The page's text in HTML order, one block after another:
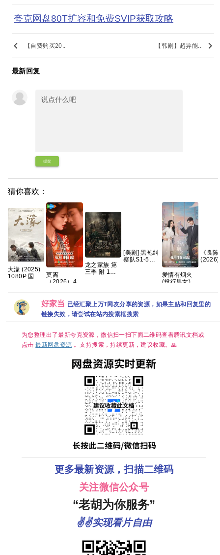
夸克网盘80T扩容和免费SVIP获取攻略
keyboard_arrow_left 【自费购买20.. 【韩剧】超异能.. keyboard_arrow_right
最新回复
提交
猜你喜欢：
大濛 (2025)
1080P 国语
莫离
（2026）4K
磊[中国大陆]
[爱情/古装]
[单集约
1.3GB]
龙之家族 第
三季 附 1～2
内嵌简繁英字
幕 【单集
7GB左右】
[美剧] 黑袍纠
察队S1-5季
爱情有烟火
(投行男女) 已
语中字 网盘
资源下载
《良
(2026)
好家当 已经汇聚上万T网友分享的资源，如果主贴和回复里的
链接失效，请尝试在站内搜索框搜索
为您整理出了最新夸克资源，微信扫一扫下面二维码查看腾讯文档或
点击最新网盘资源 。支持搜索，持续更新，建议收藏。🙏
更多最新资源，扫描二维码
关注微信公众号
“老胡为你服务”
✌✌实现看片自由